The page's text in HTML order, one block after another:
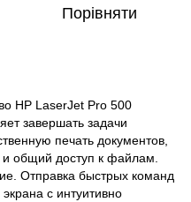
Порівняти
HP LaserJet Pro 500
завершать задачи
печать документов,
и общий доступ к файлам.
Отправка быстрых команд
с интуитивно